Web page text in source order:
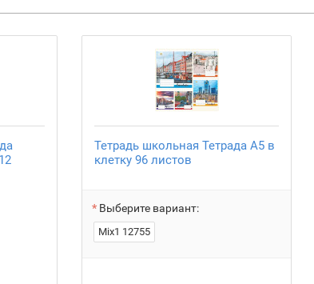
Тетрадь школьная Тетрада А5 в
клетку 96 листов
Выберите вариант:
Mix1 12755